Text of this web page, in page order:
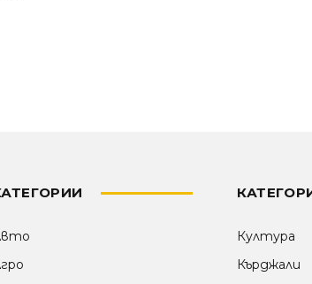
Култура
Кърджали